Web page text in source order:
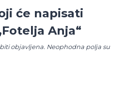
će napisati
Anja“
objavljena. Neophodna polja su